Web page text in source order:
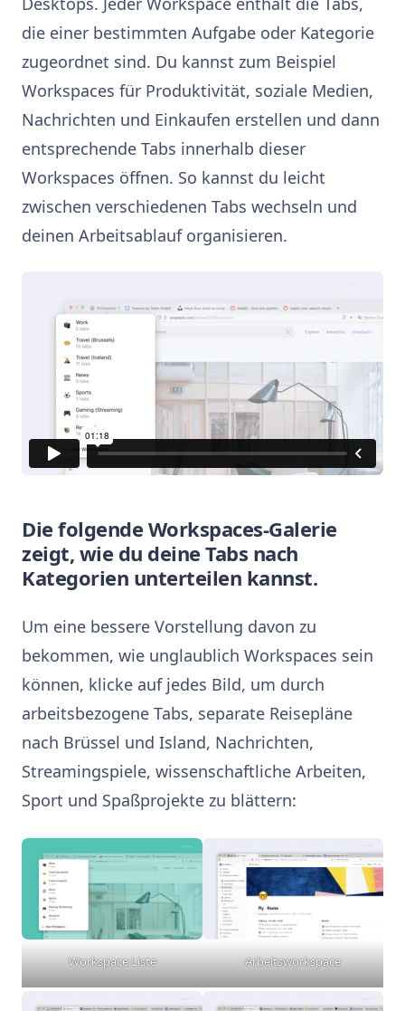
die einer bestimmten Aufgabe oder Kategorie
zugeordnet sind. Du kannst zum Beispiel
Workspaces für Produktivität, soziale Medien,
Nachrichten und Einkaufen erstellen und dann
entsprechende Tabs innerhalb dieser
Workspaces öffnen. So kannst du leicht
zwischen verschiedenen Tabs wechseln und
deinen Arbeitsablauf organisieren.
Die folgende Workspaces-Galerie
zeigt, wie du deine Tabs nach
Kategorien unterteilen kannst.
Um eine bessere Vorstellung davon zu
bekommen, wie unglaublich Workspaces sein
können, klicke auf jedes Bild, um durch
arbeitsbezogene Tabs, separate Reisepläne
nach Brüssel und Island, Nachrichten,
Streamingspiele, wissenschaftliche Arbeiten,
Sport und Spaßprojekte zu blättern:
Workspace Liste Arbeitsworkspace